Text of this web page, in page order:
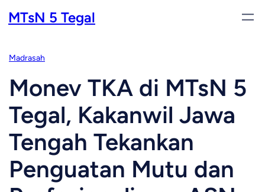
toMTsN 5 Tegal
Madrasah
Monev TKA di MTsN 5
Tegal, Kakanwil Jawa
Tengah Tekankan
Penguatan Mutu dan